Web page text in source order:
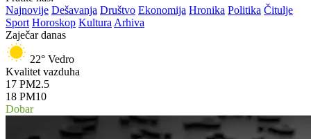
Najnovije Dešavanja Društvo Ekonomija Hronika Politika Čitulje
Sport Horoskop Kultura Arhiva
Zaječar danas
22° Vedro
Kvalitet vazduha
17 PM2.5
18 PM10
Dobar